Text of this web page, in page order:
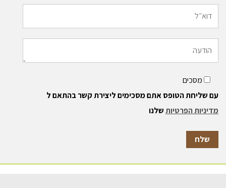
מסכים
עם שליחת הטופס אתם מסכימים ליצירת קשר בהתאם ל
מדיניות הפרטיותשלנו